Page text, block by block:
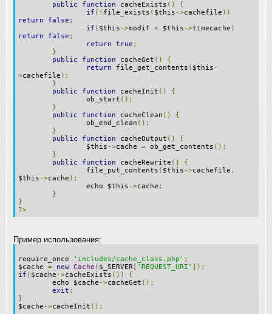
public
function cacheExists ()
{
if (! file_exists ( $this ->cachefile ))
return
false ;
if ( $this ->modif < $this ->timecache )
return
false ;
return
true ;
}
public
function cacheGet ()
{
return file_get_contents ( $this -
>cachefile );
}
public
function cacheInit ()
{
ob_start ();
}
public
function cacheClean ()
{
ob_end_clean ();
}
public
function cacheOutput ()
{
$this ->cache = ob_get_contents ();
}
public
function cacheRewrite ()
{
file_put_contents ( $this ->cachefile ,
$this ->cache );
echo $this ->cache ;
}
}
?>
Пример использования:
require_once 'includes/cache_class.php' ;
$cache = new Cache ( $_SERVER 'REQUEST_URI'
]);
if ( $cache ->cacheExists ())
{
echo $cache ->cacheGet ();
exit ;
}
$cache ->cacheInit ();